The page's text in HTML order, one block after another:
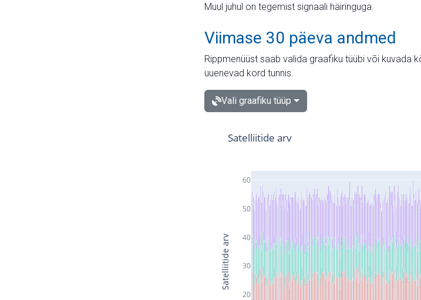
Muul juhul on tegemist signaali häiringuga.
Viimase 30 päeva andmed
Rippmenüüst saab valida graafiku tüübi või kuvada
uuenevad kord tunnis.
Vali graafiku tüüp
20
30
40
50
60
Satelliitide arv
Satelliitide arv